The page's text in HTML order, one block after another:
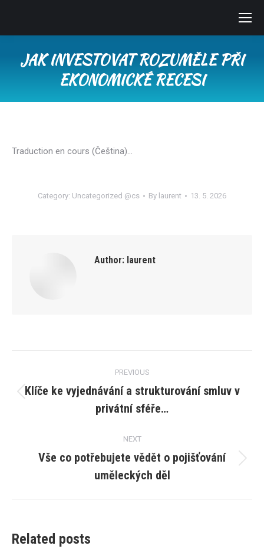
JAK INVESTOVAT ROZUMĚLE PŘI
EKONOMICKÉ RECESI
Traduction en cours (Čeština)…
Category: Uncategorized @cs By laurent 13. 5. 2026
Author: laurent
navigation
PREVIOUS
post:
Klíče ke vyjednávání a strukturování smluv v
privátní sféře…
NEXT
Next
post:
Vše co potřebujete vědět o pojišťování
uměleckých děl
Related posts